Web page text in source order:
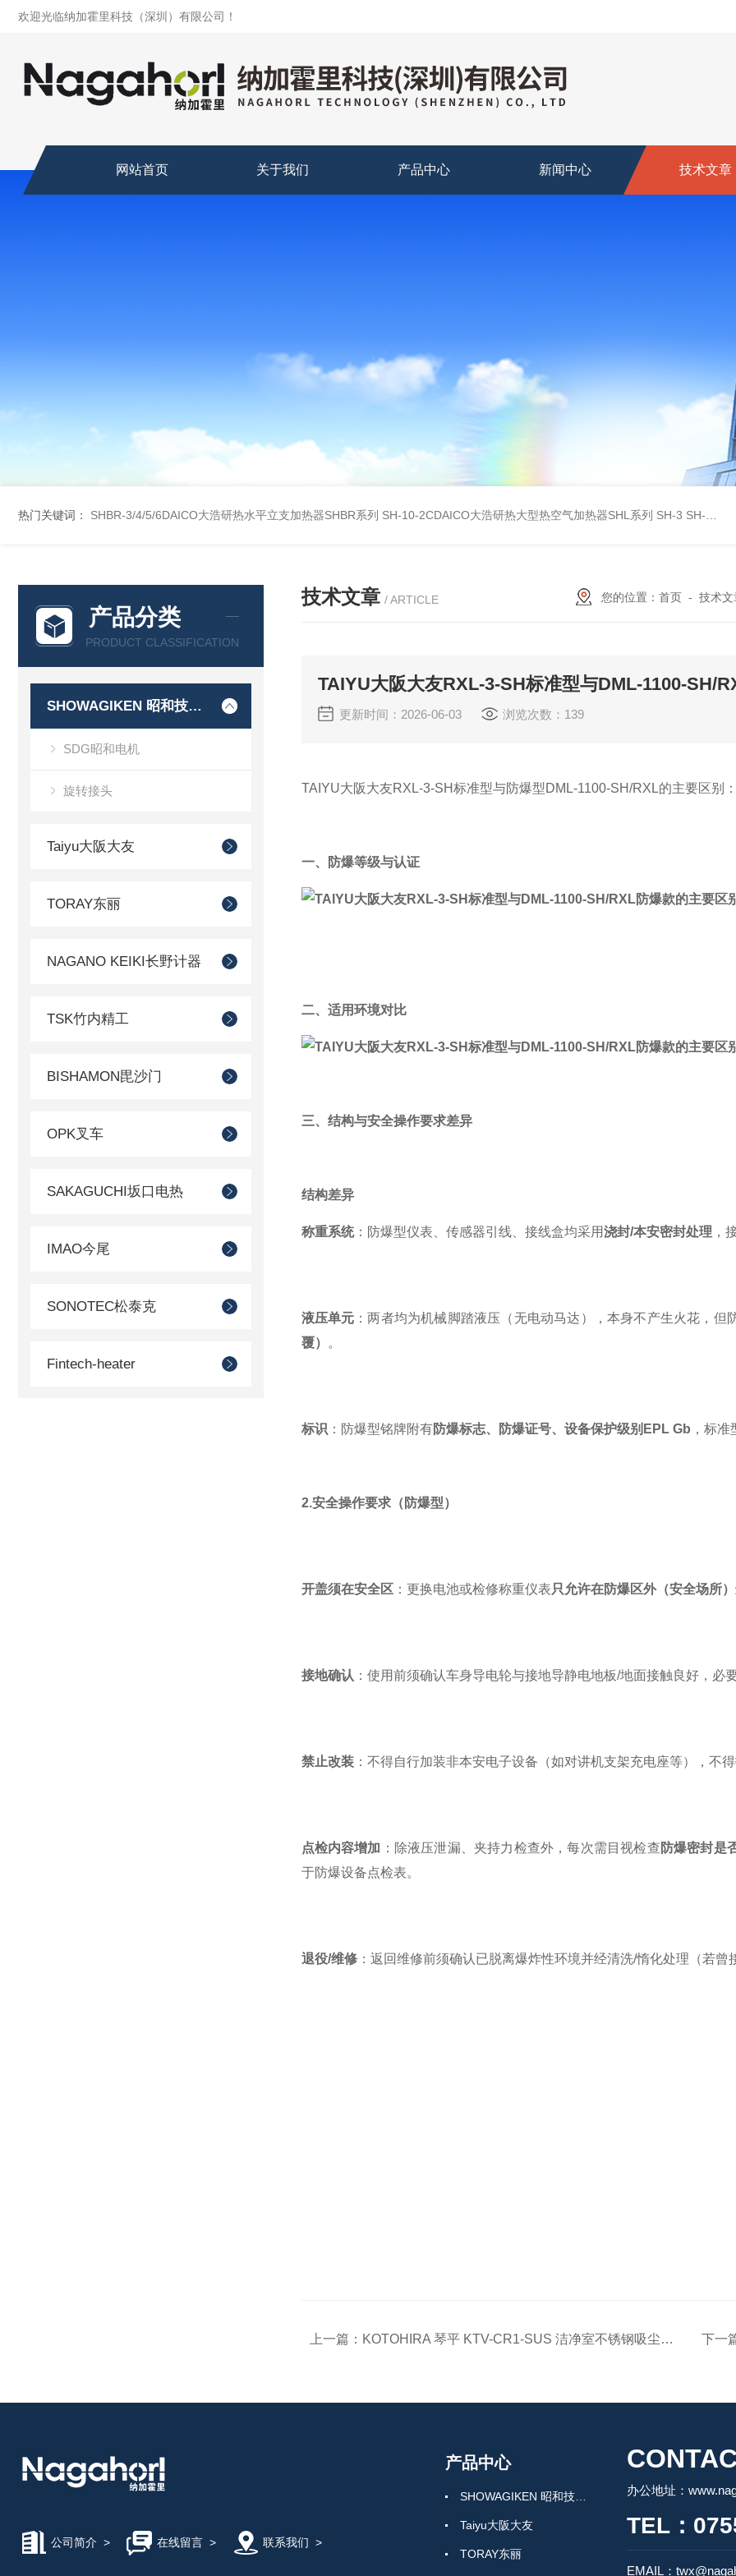
欢迎光临纳加霍里科技（深圳）有限公司！
网站首页 关于我们 产品中心 新闻中心 技术文章
热门关键词： SHBR-3/4/5/6DAICO大浩研热水平立支加热器SHBR系列 SH-10-2CDAICO大浩研热大型热空气加热器SHL系列 SH-3 SH-4DAICO大浩研热水平热空气产生加热器SH系列
产品分类
PRODUCT CLASSIFICATION
SHOWAGIKEN 昭和技研SGK
SDG昭和电机
旋转接头
Taiyu大阪大友
TORAY东丽
NAGANO KEIKI长野计器
TSK竹内精工
BISHAMON毘沙门
OPK叉车
SAKAGUCHI坂口电热
IMAO今尾
SONOTEC松泰克
Fintech-heater
BL AUTOTEC必爱路
ISB井口机工
技术文章 / ARTICLE 您的位置： 首页- 技术文
TAIYU大阪大友RXL-3-SH标准型与DML-1100-SH/
更新时间：2026-06-03 浏览次数：139
TAIYU大阪大友RXL-3-SH标准型与防爆型DML-1100-SH/RXL的主要区别
一、防爆等级与认证
二、适用环境对比
三、结构与安全操作要求差异
结构差异
称重系统：防爆型仪表、传感器引线、接线盒均采用浇封/本安密封处理 ，
液压单元 ：两者均为机械脚踏液压（无电动马达），本身不产生火花，但
覆）
。
标识 ：防爆型铭牌附有防爆标志、防爆证号、设备保护级别EPL Gb ，标
2.安全操作要求（防爆型）
开盖须在安全区：更换电池或检修称重仪表只允许在防爆区外（安全场所
接地确认 ：使用前须确认车身导电轮与接地导静电地板/地面接触良好，必
禁止改装：不得自行加装非本安电子设备（如对讲机支架充电座等），不
点检内容增加 ：除液压泄漏、夹持力检查外，每次需目视检查 防爆密封是
于防爆设备点检表。
退役/维修：返回维修前须确认已脱离爆炸性环境并经清洗/惰化处理（若曾
上一篇： KOTOHIRA 琴平 KTV-CR1-SUS 洁净室不锈钢吸尘器 · 规范装配与启用 下一
公司简介 > 在线留言> 联系我们 >
产品中心
Taiyu大阪大友
TORAY东丽
办公地址：
TEL：
EMAIL：